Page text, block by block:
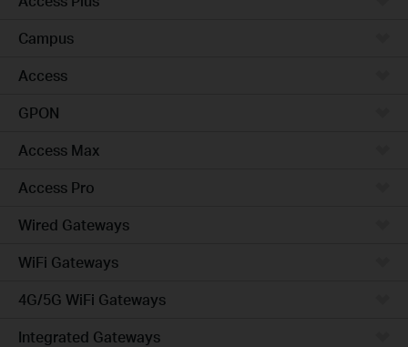
Campus
Access
GPON
Access Max
Access Pro
Wired Gateways
WiFi Gateways
4G/5G WiFi Gateways
Integrated Gateways